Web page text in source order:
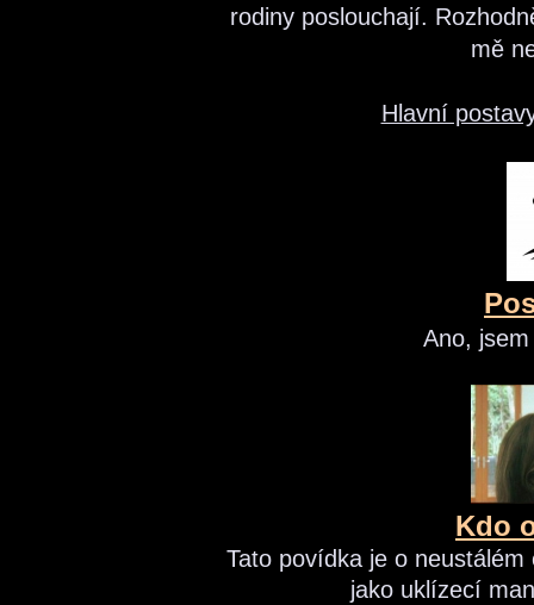
rodiny poslouchají.
mě
Hlavní
Ano,
Kdo
Tato povídka je o
jako uklízecí